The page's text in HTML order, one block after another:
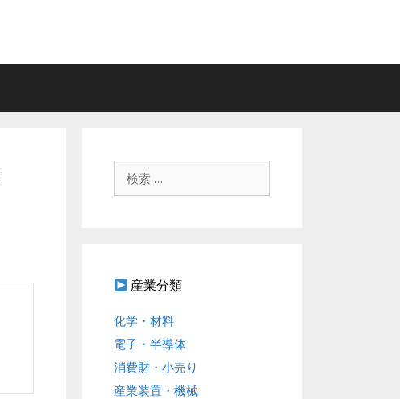
産業分類
化学・材料
電子・半導体
消費財・小売り
産業装置・機械